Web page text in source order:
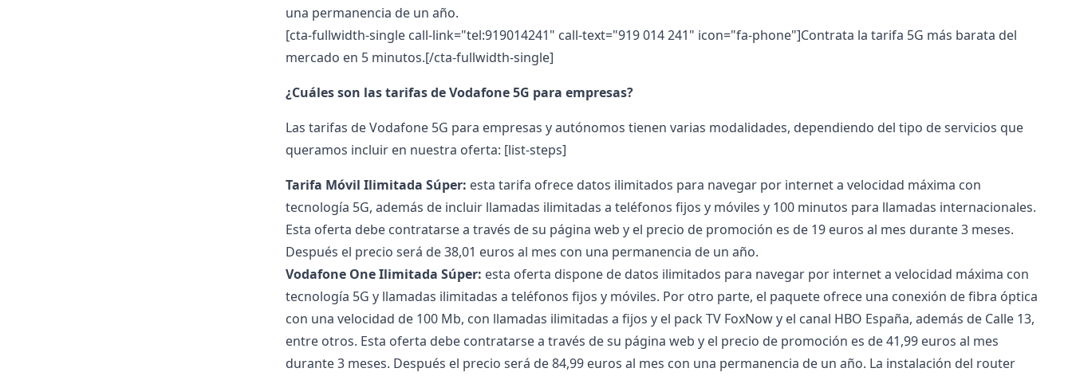
una permanencia de un año.
[cta-fullwidth-single call-link="tel:919014241" call-text="919 014 241" icon="fa-phone"]Contrata la tarifa 5G más barata del
mercado en 5 minutos.[/cta-fullwidth-single]
¿Cuáles son las tarifas de Vodafone 5G para empresas?
Las tarifas de Vodafone 5G para empresas y autónomos tienen varias modalidades, dependiendo del tipo de servicios que
queramos incluir en nuestra oferta: [list-steps]
Tarifa Móvil Ilimitada Súper: esta tarifa ofrece datos ilimitados para navegar por internet a velocidad máxima con
tecnología 5G, además de incluir llamadas ilimitadas a teléfonos fijos y móviles y 100 minutos para llamadas internacionales.
Esta oferta debe contratarse a través de su página web y el precio de promoción es de 19 euros al mes durante 3 meses.
Después el precio será de 38,01 euros al mes con una permanencia de un año.
Vodafone One Ilimitada Súper: esta oferta dispone de datos ilimitados para navegar por internet a velocidad máxima con
tecnología 5G y llamadas ilimitadas a teléfonos fijos y móviles. Por otro parte, el paquete ofrece una conexión de fibra óptica
con una velocidad de 100 Mb, con llamadas ilimitadas a fijos y el pack TV FoxNow y el canal HBO España, además de Calle 13,
entre otros. Esta oferta debe contratarse a través de su página web y el precio de promoción es de 41,99 euros al mes
durante 3 meses. Después el precio será de 84,99 euros al mes con una permanencia de un año. La instalación del router